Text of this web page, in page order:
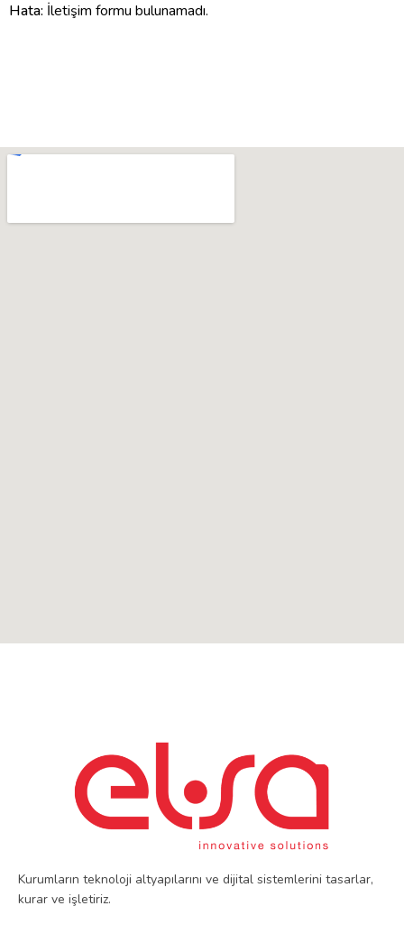
Hata: İletişim formu bulunamadı.
Kurumların teknoloji altyapılarını ve dijital sistemlerini tasarlar,
kurar ve işletiriz.